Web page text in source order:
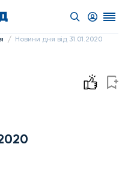
/ Новини дня від 31.01.2020